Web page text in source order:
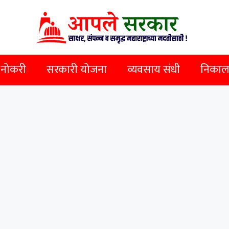
सरकारी योजना व्यवसाय संधी